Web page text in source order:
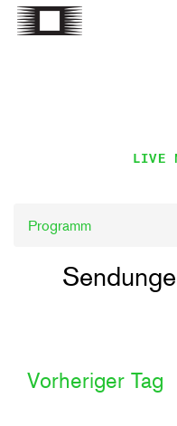
Direkt
zum
LIVE
Programm
Vorheriger Tag